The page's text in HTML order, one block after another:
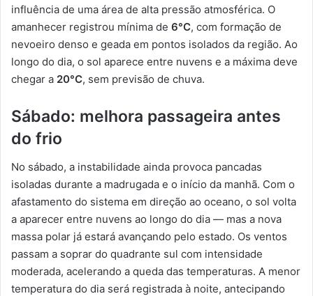
influência de uma área de alta pressão atmosférica. O
amanhecer registrou mínima de 6°C, com formação de
nevoeiro denso e geada em pontos isolados da região. Ao
longo do dia, o sol aparece entre nuvens e a máxima deve
chegar a 20°C, sem previsão de chuva.
Sábado: melhora passageira antes
do frio
No sábado, a instabilidade ainda provoca pancadas
isoladas durante a madrugada e o início da manhã. Com o
afastamento do sistema em direção ao oceano, o sol volta
a aparecer entre nuvens ao longo do dia — mas a nova
massa polar já estará avançando pelo estado. Os ventos
passam a soprar do quadrante sul com intensidade
moderada, acelerando a queda das temperaturas. A menor
temperatura do dia será registrada à noite, antecipando